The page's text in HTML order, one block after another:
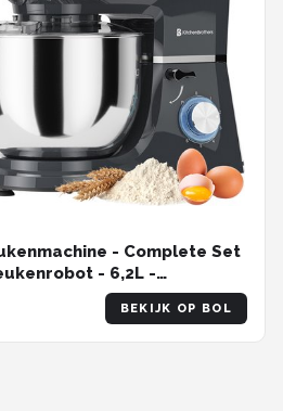
- Complete Set
- 6,2L -
- Antraciet
BEKIJK OP BOL